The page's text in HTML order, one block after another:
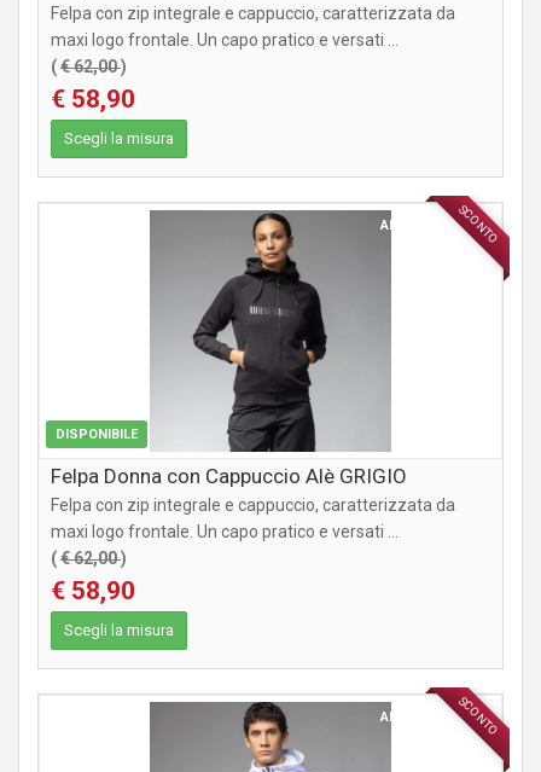
Felpa con zip integrale e cappuccio, caratterizzata da
maxi logo frontale. Un capo pratico e versati ...
(€ 62,00)
€ 58,90
Scegli la misura
SCONTO
DISPONIBILE
ABBIGLIAMENTO
Felpa Donna con Cappuccio Alè GRIGIO
Felpa con zip integrale e cappuccio, caratterizzata da
maxi logo frontale. Un capo pratico e versati ...
(€ 62,00)
€ 58,90
Scegli la misura
SCONTO
ABBIGLIAMENTO